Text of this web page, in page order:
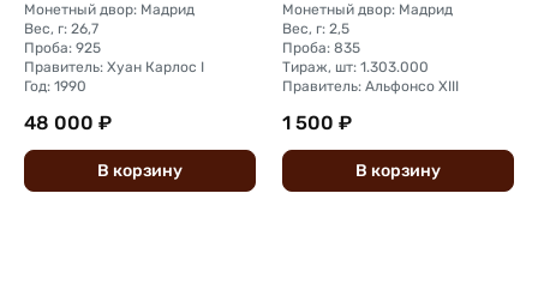
Монетный двор: Мадрид
Вес, г: 26,7
Проба: 925
Правитель: Хуан Карлос I
Год: 1990
48 000 ₽
В корзину
Монетный двор: Мадрид
Вес, г: 2,5
Проба: 835
Тираж, шт: 1.303.000
Правитель: Альфонсо XIII
1 500 ₽
В корзину